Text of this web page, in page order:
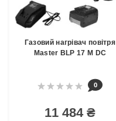
Газовий нагрівач повітря
Master BLP 17 M DC
0
11 484 ₴